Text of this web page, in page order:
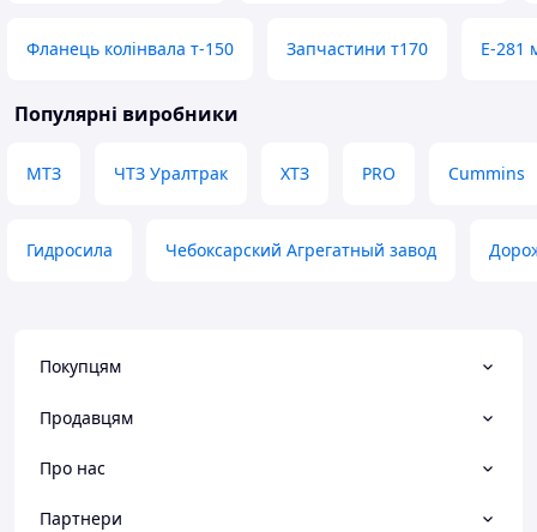
Фланець колінвала т-150 Запчастини т170 Е-281
Популярні виробники
МТЗ ЧТЗ Уралтрак ХТЗ PRO Cummins
Гидросила Чебоксарский Агрегатный завод
Покупцям
Продавцям
Про нас
Партнери